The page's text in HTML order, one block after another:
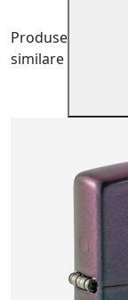
Produse
similare